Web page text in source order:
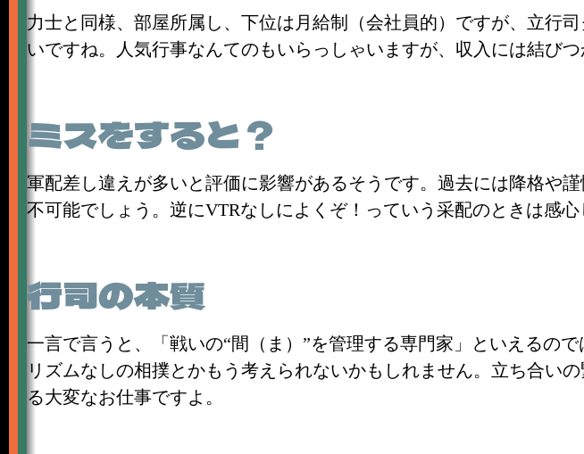
力士と同様、部屋所属し、下位は月給制（会社員的）ですが、立行
いですね。人気行事なんてのもいらっしゃいますが、収入には結びつ
ミスをすると？
軍配差し違えが多いと評価に影響があるそうです。過去には降格や
不可能でしょう。逆にVTRなしによくぞ！っていう采配のときは感心
行司の本質
一言で言うと、「戦いの“間（ま）”を管理する専門家」といえるの
リズムなしの相撲とかもう考えられないかもしれません。立ち合い
る大変なお仕事ですよ。